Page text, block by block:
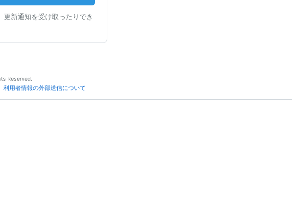
新通知を受け取ったりでき
Reserved.
利用者情報の外部送信について